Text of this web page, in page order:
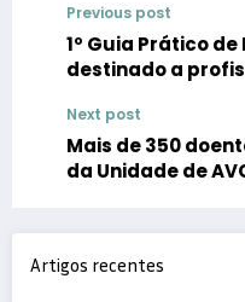
Previous post
1º Guia Prático
destinado a
Next post
Mais de 350
da Unidade de
Artigos recentes